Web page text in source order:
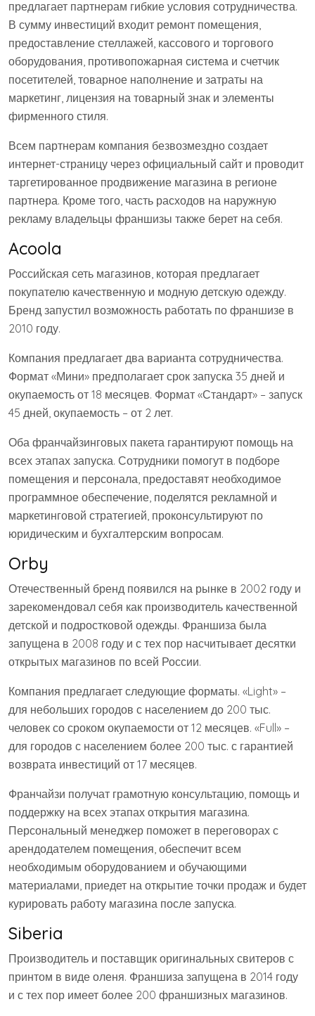
предлагает партнерам гибкие условия сотрудничества.
В сумму инвестиций входит ремонт помещения,
предоставление стеллажей, кассового и торгового
оборудования, противопожарная система и счетчик
посетителей, товарное наполнение и затраты на
маркетинг, лицензия на товарный знак и элементы
фирменного стиля.
Всем партнерам компания безвозмездно создает
интернет-страницу через официальный сайт и проводит
таргетированное продвижение магазина в регионе
партнера. Кроме того, часть расходов на наружную
рекламу владельцы франшизы также берет на себя.
Acoola
Российская сеть магазинов, которая предлагает
покупателю качественную и модную детскую одежду.
Бренд запустил возможность работать по франшизе в
2010 году.
Компания предлагает два варианта сотрудничества.
Формат «Мини» предполагает срок запуска 35 дней и
окупаемость от 18 месяцев. Формат «Стандарт» – запуск
45 дней, окупаемость – от 2 лет.
Оба франчайзинговых пакета гарантируют помощь на
всех этапах запуска. Сотрудники помогут в подборе
помещения и персонала, предоставят необходимое
программное обеспечение, поделятся рекламной и
маркетинговой стратегией, проконсультируют по
юридическим и бухгалтерским вопросам.
Orby
Отечественный бренд появился на рынке в 2002 году и
зарекомендовал себя как производитель качественной
детской и подростковой одежды. Франшиза была
запущена в 2008 году и с тех пор насчитывает десятки
открытых магазинов по всей России.
Компания предлагает следующие форматы. «Light» –
для небольших городов с населением до 200 тыс.
человек со сроком окупаемости от 12 месяцев. «Full» –
для городов с населением более 200 тыс. с гарантией
возврата инвестиций от 17 месяцев.
Франчайзи получат грамотную консультацию, помощь и
поддержку на всех этапах открытия магазина.
Персональный менеджер поможет в переговорах с
арендодателем помещения, обеспечит всем
необходимым оборудованием и обучающими
материалами, приедет на открытие точки продаж и будет
курировать работу магазина после запуска.
Siberia
Производитель и поставщик оригинальных свитеров с
принтом в виде оленя. Франшиза запущена в 2014 году
и с тех пор имеет более 200 франшизных магазинов.